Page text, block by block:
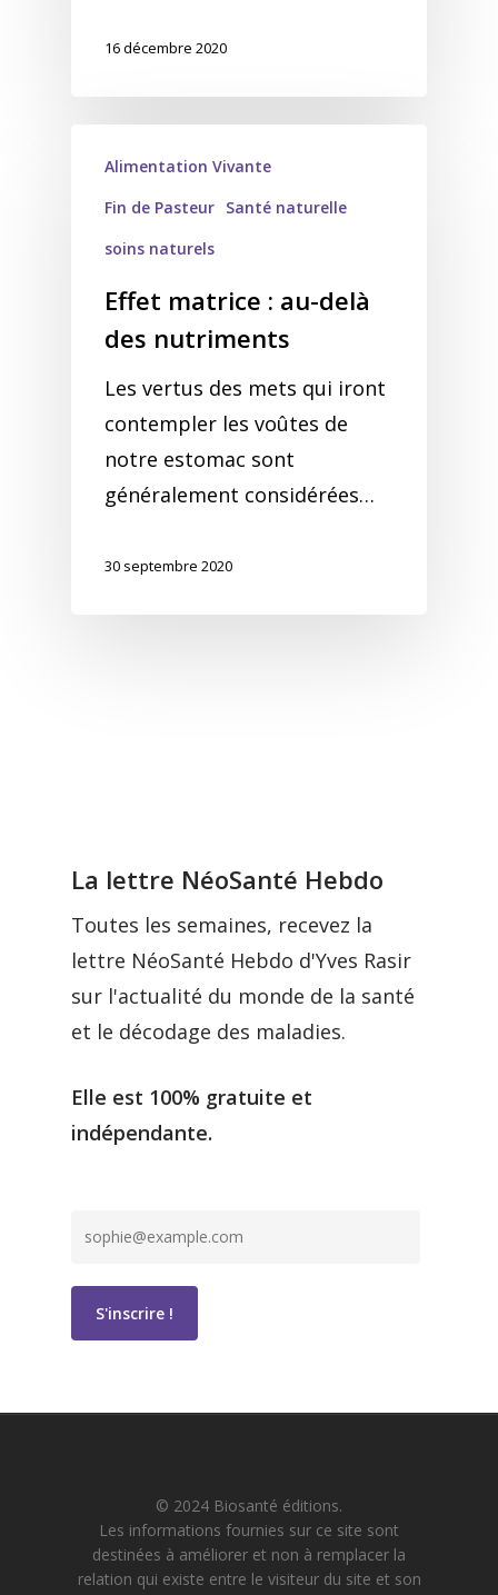
16 décembre 2020
Alimentation Vivante
Fin de Pasteur Santé naturelle
soins naturels
Effet matrice : au-delà
des nutriments
Les vertus des mets qui iront
contempler les voûtes de
notre estomac sont
généralement considérées…
30 septembre 2020
La lettre NéoSanté Hebdo
Toutes les semaines, recevez la
lettre NéoSanté Hebdo d'Yves Rasir
sur l'actualité du monde de la santé
et le décodage des maladies.
Elle est 100% gratuite et
indépendante.
© 2024 Biosanté éditions.
Les informations fournies sur ce site sont
destinées à améliorer et non à remplacer la
relation qui existe entre le visiteur du site et son